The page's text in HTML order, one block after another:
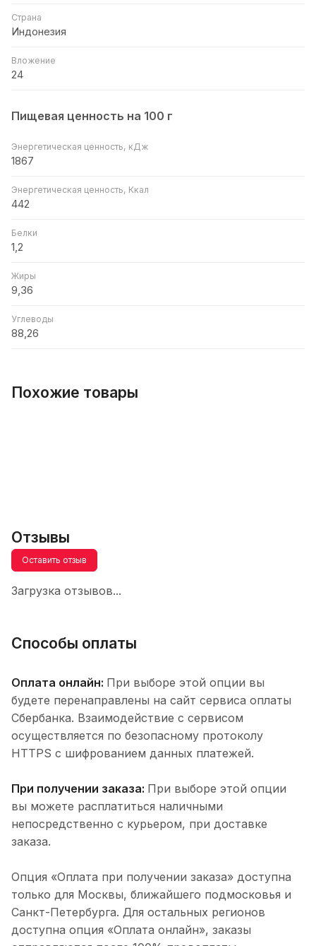
Страна
Индонезия
Вложение
24
Пищевая ценность на 100 г
Энергетическая ценность, кДж
1867
Энергетическая ценность, Ккал
442
Белки
1,2
Жиры
9,36
Углеводы
88,26
Похожие товары
Отзывы
Оставить отзыв
Загрузка отзывов...
Способы оплаты
Оплата онлайн: При выборе этой опции вы
будете перенаправлены на сайт сервиса оплаты
Сбербанка. Взаимодействие с сервисом
осуществляется по безопасному протоколу
HTTPS с шифрованием данных платежей.
При получении заказа: При выборе этой опции
вы можете расплатиться наличными
непосредственно с курьером, при доставке
заказа.
Опция «Оплата при получении заказа» доступна
только для Москвы, ближайшего подмосковья и
Санкт-Петербурга. Для остальных регионов
доступна опция «Оплата онлайн», заказы